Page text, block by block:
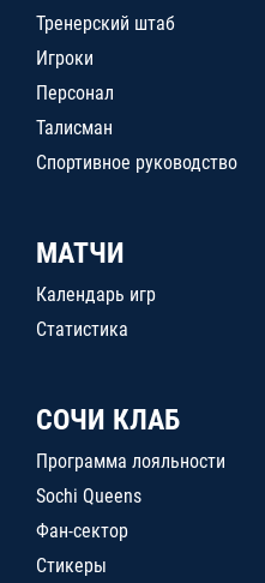
Тренерский штаб
Игроки
Персонал
Талисман
Спортивное руководство
МАТЧИ
Календарь игр
Статистика
СОЧИ КЛАБ
Программа лояльности
Sochi Queens
Фан-сектор
Стикеры